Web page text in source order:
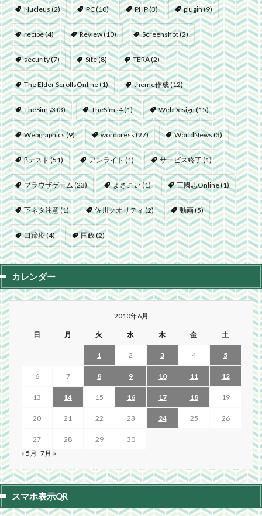
Nucleus(2) PC(10) PHP(3) plugin(9)
recipe(4) Review(10) Screenshot(2)
security(7) Site(8) TERA(2)
The Elder ScrollsOnline(1) theme作成(12)
TheSims3(3) TheSims4(1) WebDesign(15)
Webgraphics(9) wordpress(27) WorldNews(3)
βテスト(51) アンライト(1) サービス終了(1)
ブラウザゲーム(23) よさこい(1) 三國志Online(1)
下ネタ注意(1) 佐川クオリティ(2) 動画(5)
口蹄疫(4) 国政(2)
カレンダー
2010年6月
日 月 火 水 木 金 土
1 2 3 4 5
6 7 8 9 10 11 12
13 14 15 16 17 18 19
20 21 22 23 24 25 26
27 28 29
30
« 5月 7月 »
スマホ表示QR